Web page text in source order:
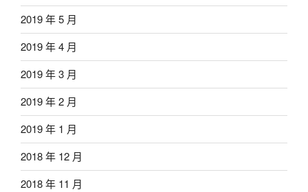
2019 年 5 月
2019 年 4 月
2019 年 3 月
2019 年 2 月
2019 年 1 月
2018 年 12 月
2018 年 11 月